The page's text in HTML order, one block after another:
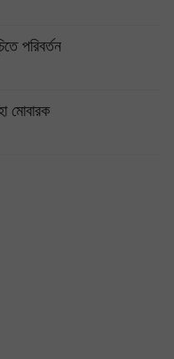
পরিবর্তন
মোবারক